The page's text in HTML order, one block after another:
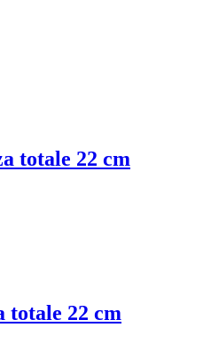
totale 22 cm
totale 22 cm